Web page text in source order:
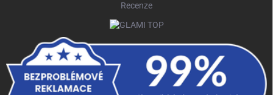
Recenze